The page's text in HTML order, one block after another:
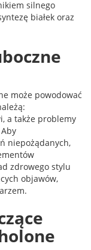
silnego
białek oraz
może powodować
a także problemy
niepożądanych,
zdrowego stylu
objawów,